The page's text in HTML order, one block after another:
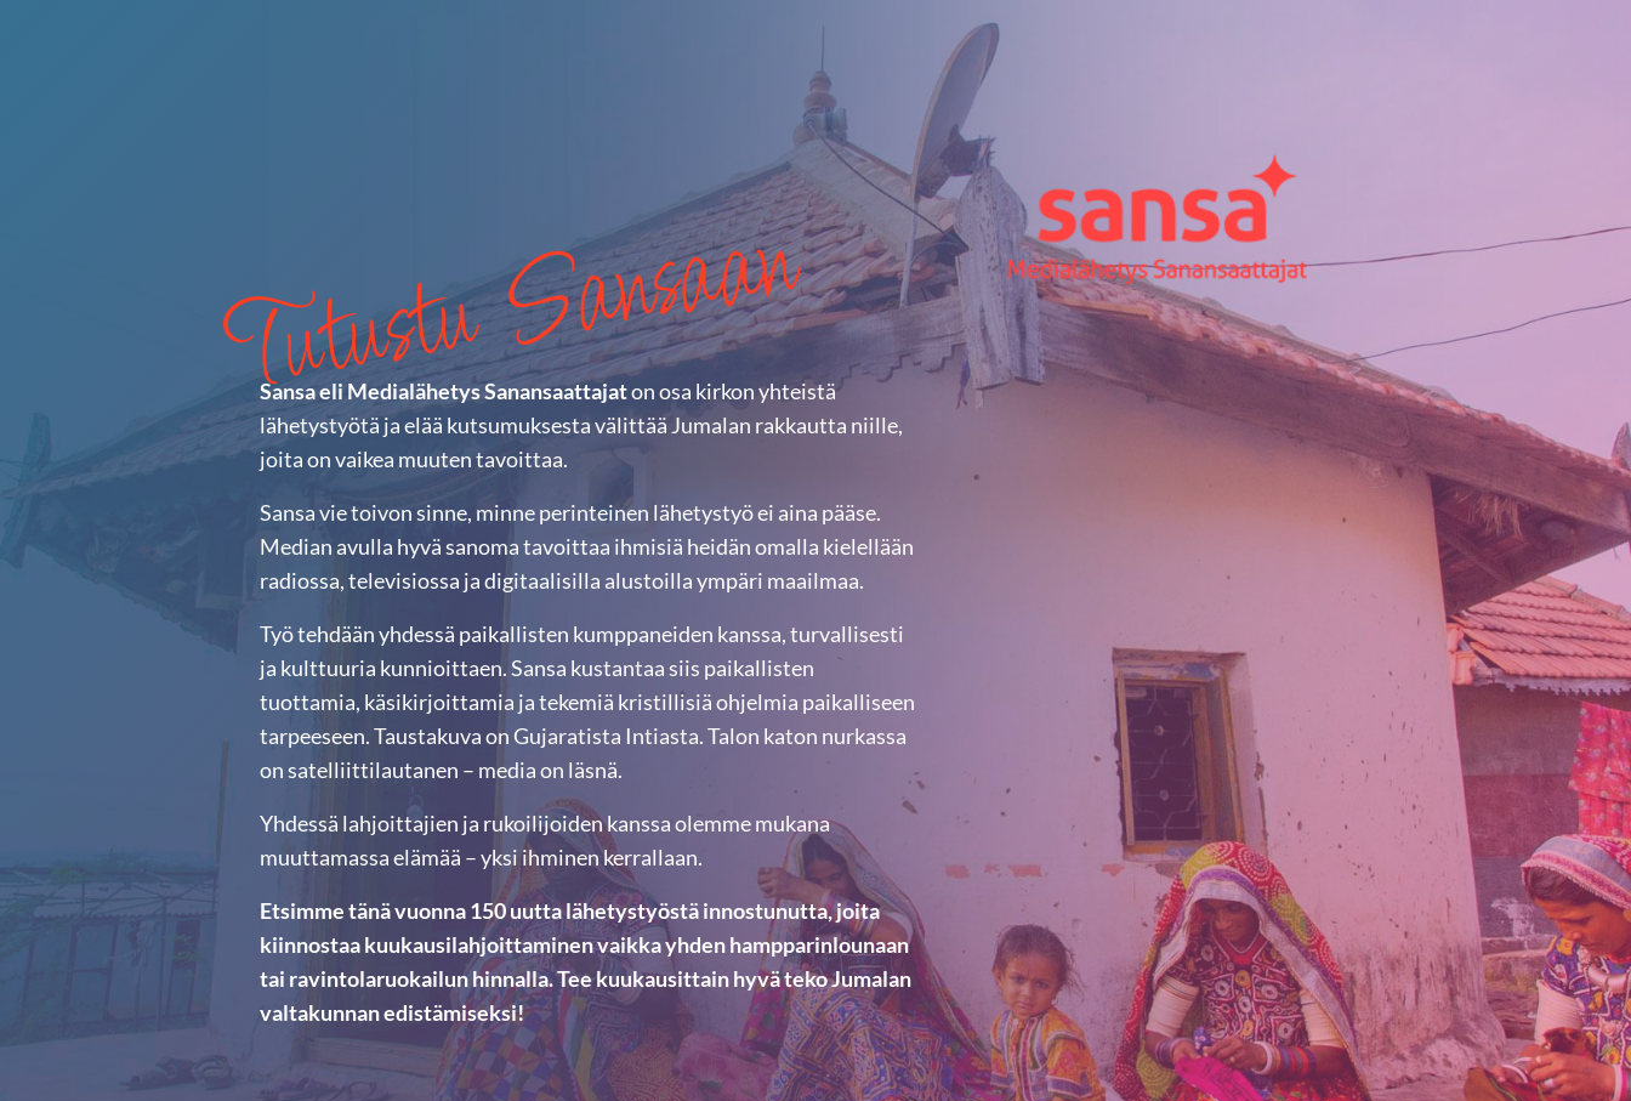
Tutustu Sansaan
Sansa eli Medialähetys Sanansaattajaton osa kirkon yhteistä
lähetystyötä ja elää kutsumuksesta välittää Jumalan rakkautta niille,
joita on vaikea muuten tavoittaa.
Sansa vie toivon sinne, minne perinteinen lähetystyö ei aina pääse.
Median avulla hyvä sanoma tavoittaa ihmisiä heidän omalla kielellään
radiossa, televisiossa ja digitaalisilla alustoilla ympäri maailmaa.
Työ tehdään yhdessä paikallisten kumppaneiden kanssa, turvallisesti
ja kulttuuria kunnioittaen. Sansa kustantaa siis paikallisten
tuottamia, käsikirjoittamia ja tekemiä kristillisiä ohjelmia paikalliseen
tarpeeseen. Taustakuva on Gujaratista Intiasta. Talon katon nurkassa
on satelliittilautanen – media on läsnä.
Yhdessä lahjoittajien ja rukoilijoiden kanssa olemme mukana
muuttamassa elämää – yksi ihminen kerrallaan.
Etsimme tänä vuonna 150 uutta lähetystyöstä innostunutta, joita
kiinnostaa kuukausilahjoittaminen vaikka yhden hampparinlounaan
tai ravintolaruokailun hinnalla. Tee kuukausittain hyvä teko Jumalan
valtakunnan edistämiseksi!